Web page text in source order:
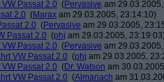
VW Passat 2.0 (Pervasive am
2.0 (Marax am 29.03.2005, 23:14:10)
2.0 (Pervasive am 29.03.2005,
Passat 2.0 (phj am 29.03.2005,
VW Passat 2.0 (Pervasive am
VW Passat 2.0 (phj am 29.03.2005,
VW Passat 2.0 (Dr. Watson am
VW Passat 2.0 (Almanach am